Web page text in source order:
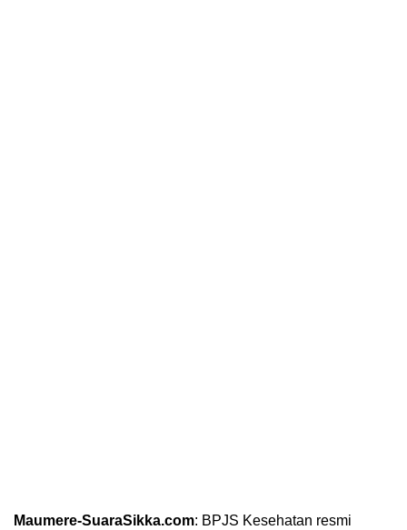
Maumere-SuaraSikka.com: BPJS Kesehatan resmi